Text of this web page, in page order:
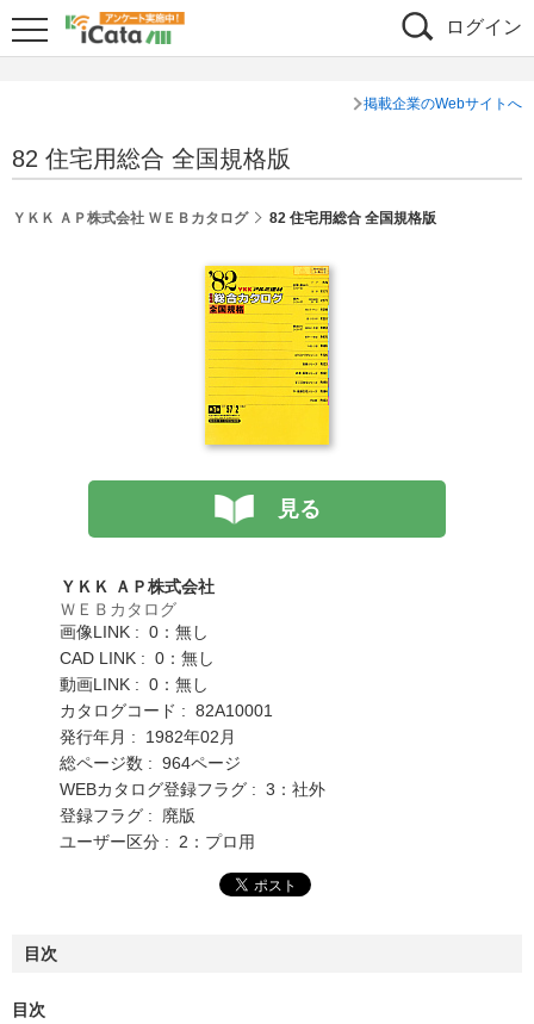
ログイン
掲載企業のWebサイトへ
82 住宅用総合 全国規格版
ＹＫＫ ＡＰ株式会社 ＷＥＢカタログ 82 住宅用総合 全国規格版
見る
ＹＫＫ ＡＰ株式会社
ＷＥＢカタログ
画像LINK : 0：無し
CAD LINK : 0：無し
動画LINK : 0：無し
カタログコード : 82A10001
発行年月 : 1982年02月
総ページ数 : 964ページ
WEBカタログ登録フラグ : 3：社外
登録フラグ : 廃版
ユーザー区分 : 2：プロ用
目次
目次